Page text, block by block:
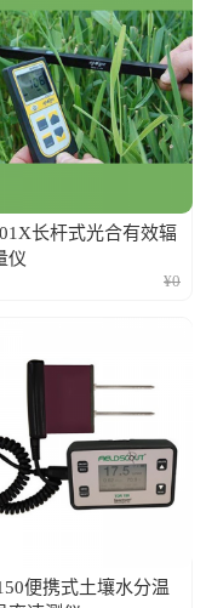
长杆式光合有效辐
仪
¥0
便携式土壤水分温